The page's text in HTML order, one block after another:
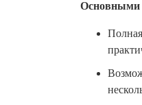
Основными